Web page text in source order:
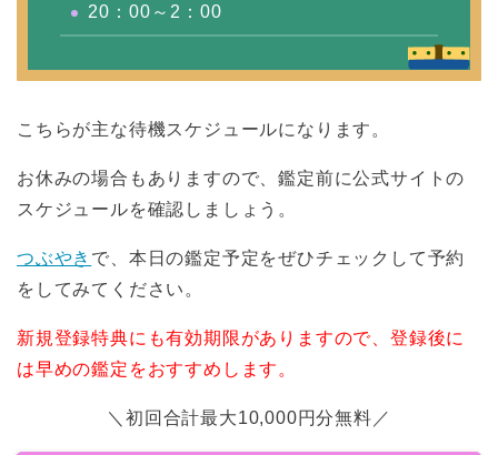
20：00～2：00
こちらが主な待機スケジュールになります。
お休みの場合もありますので、鑑定前に公式サイトの
スケジュールを確認しましょう。
つぶやき で、本日の鑑定予定をぜひチェックして予約
をしてみてください。
新規登録特典にも有効期限がありますので、登録後に
は早めの鑑定をおすすめします。
＼初回合計最大10,000円分無料／